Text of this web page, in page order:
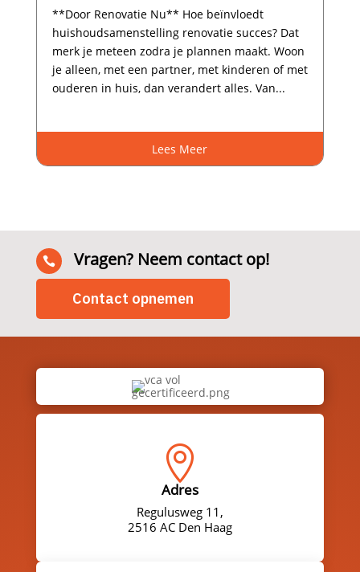
**Door Renovatie Nu** Hoe beïnvloedt
huishoudsamenstelling renovatie succes? Dat
merk je meteen zodra je plannen maakt.​ Woon
je alleen, met een partner, met kinderen of met
ouderen in huis, dan verandert alles.​ Van...
Lees Meer
 Vragen? Neem contact op!
Contact opnemen

Adres
Regulusweg 11,
2516 AC Den Haag